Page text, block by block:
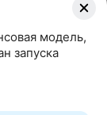
модель,
запуска